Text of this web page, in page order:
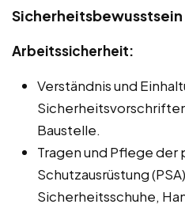
Sicherheitsbewusstsein
Arbeitssicherheit:
Verständnis und
Baustelle.
Tragen und Pflege der
Schutzausrüstung
Sicherheitsschuhe,